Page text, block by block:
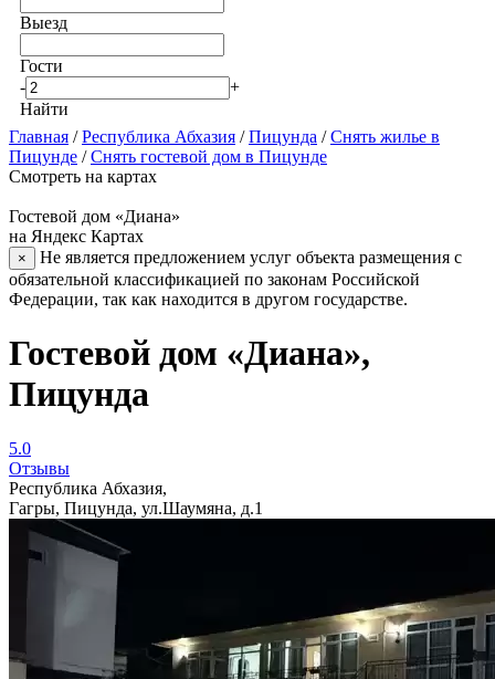
Выезд
Гости
-
+
Найти
Главная /Республика Абхазия /Пицунда /Снять жилье в
Пицунде /Снять гостевой дом в Пицунде
Смотреть на картах
Гостевой дом «Диана»
на Яндекс Картах
×
Не является предложением услуг объекта размещения с
обязательной классификацией по законам Российской
Федерации, так как находится в другом государстве.
Гостевой дом «Диана»,
Пицунда
5.0
Отзывы
Республика Абхазия,
Гагры, Пицунда, ул.Шаумяна, д.1